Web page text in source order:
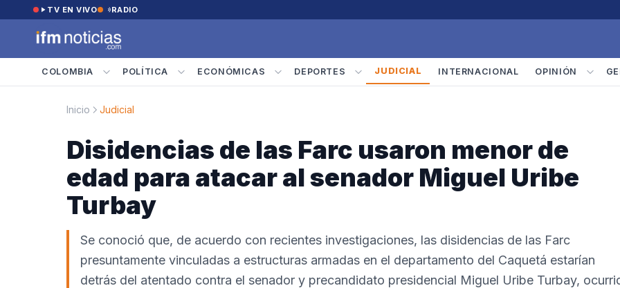
Saltar al contenido
TV EN VIVO RADIO
COLOMBIA POLÍTICA ECONÓMICAS DEPORTES JUDICIAL INTERNACIONAL OPINIÓN
Inicio Judicial
Disidencias de las Farc usaron menor de
edad para atacar al senador Miguel Uribe
Turbay
Se conoció que, de acuerdo con recientes investigaciones, las disidencias de las Farc
presuntamente vinculadas a estructuras armadas en el departamento del Caquetá estarían
detrás del atentado contra el senador y precandidato presidencial Miguel Uribe Turbay,